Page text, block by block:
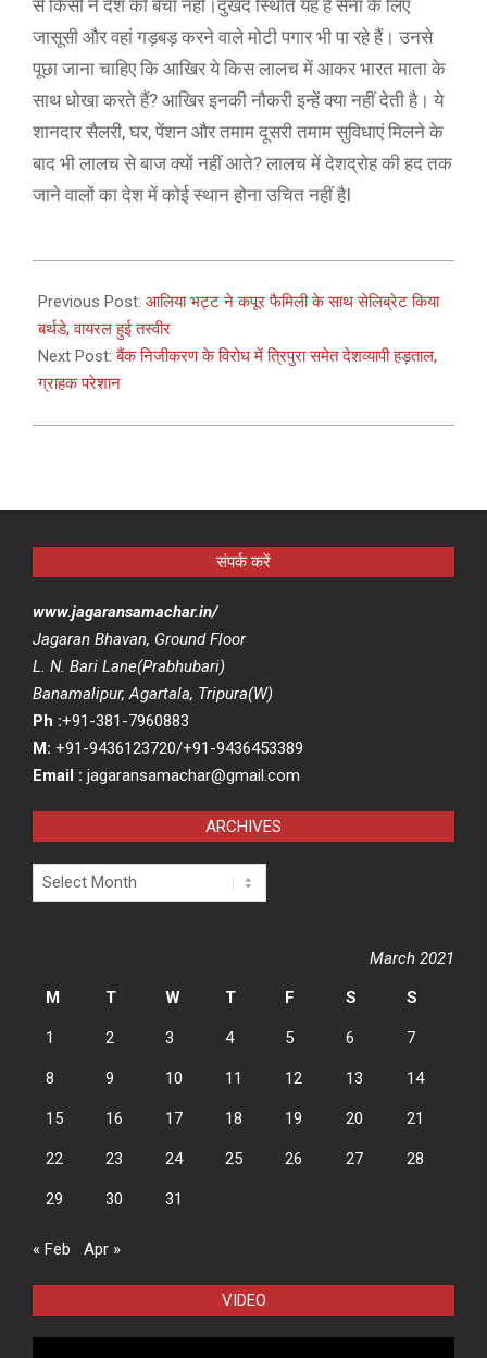
से किसी ने देश को बेचा नहीं।दुखद स्थिति यह है सेना के लिए
जासूसी और वहां गड़बड़ करने वाले मोटी पगार भी पा रहे हैं। उनसे
पूछा जाना चाहिए कि आखिर ये किस लालच में आकर भारत माता के
साथ धोखा करते हैं? आखिर इनकी नौकरी इन्हें क्या नहीं देती है। ये
शानदार सैलरी, घर, पेंशन और तमाम दूसरी तमाम सुविधाएं मिलने के
बाद भी लालच से बाज क्यों नहीं आते? लालच में देशद्रोह की हद तक
जाने वालों का देश में कोई स्थान होना उचित नहीं हैI
03-
16
Previous Post: आलिया भट्ट ने कपूर फैमिली के साथ सेलिब्रेट किया
बर्थडे, वायरल हुई तस्वीर
Next Post:बैंक निजीकरण के विरोध में त्रिपुरा समेत देशव्यापी हड़ताल,
ग्राहक परेशान
संपर्क करें
www.jagaransamachar.in/
Jagaran Bhavan, Ground Floor
L. N. Bari Lane(Prabhubari)
Banamalipur, Agartala, Tripura(W)
Ph :+91-381-7960883
M: +91-9436123720/+91-9436453389
Email : jagaransamachar@gmail.com
ARCHIVES
Archives
March 2021
M
T W T F S S
1 2 3 4 5 6 7
8 9 10 11 12 13 14
15 16 17 18 19 20 21
22 23 24 25 26 27 28
29 30 31
« Feb Apr »
VIDEO